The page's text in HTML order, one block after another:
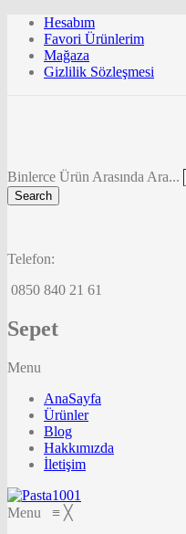
Hesabım
Favori Ürünlerim
Mağaza
Gizlilik Sözleşmesi
Binlerce Ürün Arasında Ara...
Search
Telefon:
0850 840 21 61
Sepet
Menu
AnaSayfa
Ürünler
Blog
Hakkımızda
İletişim
Menu ≡ ╳